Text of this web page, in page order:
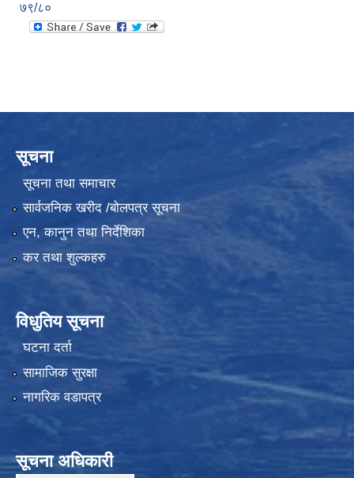
७९/८०
सूचना
सूचना तथा समाचार
सार्वजनिक खरीद /बोलपत्र सूचना
एन, कानुन तथा निर्देशिका
कर तथा शुल्कहरु
विधुतिय सूचना
घटना दर्ता
सामाजिक सुरक्षा
नागरिक वडापत्र
सूचना अधिकारी